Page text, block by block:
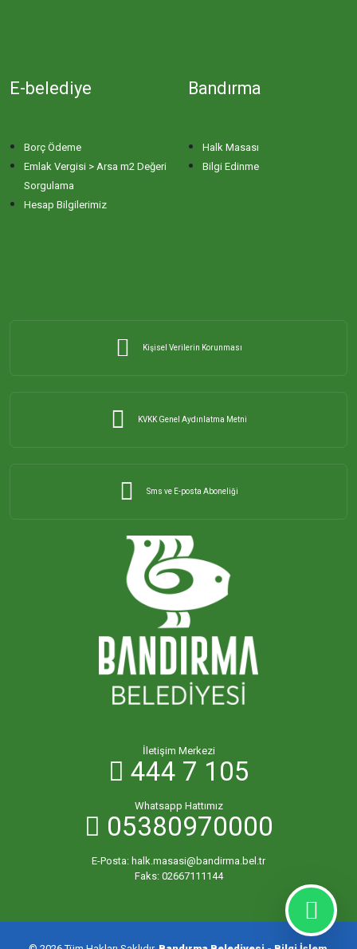
MAHBUBELER MAHALLESİ
MİSAKÇA MAHALLESİ
PAŞABAYIR MAHALLESİ
PAŞAMESCİT MAHALLESİ
SUNULLAH MAHALLESİ
ŞİRİNÇAVUŞ MAHALLESİ
YENİ MAHALLESİ
YENİYENİCE MAHALLESİ
YENİZİRAATLİ MAHALLESİ
YEŞİLÇOMLU MAHALLESİ
E-belediye
Borç Ödeme
Emlak Vergisi > Arsa m2 Değeri
Sorgulama
Hesap Bilgilerimiz
Bandırma
Halk Masası
Bilgi Edinme
Kişisel Verilerin Korunması
KVKK Genel Aydınlatma Metni
Sms ve E-posta Aboneliği
İletişim Merkezi
444 7 105
Whatsapp Hattımız
05380970000
E-Posta: halk.masasi@bandirma.bel.tr
Faks: 02667111144